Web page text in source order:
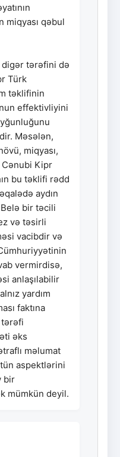
miqyası qəbul
tərəfini də
Türk
təklifinin
effektivliyini
Məsələn,
miqyası,
Cənubi Kipr
bu təklifi rədd
aydın
bir təcili
və təsirli
vacibdir və
vermirdisə,
anlaşılabilir
yardım
faktına
tərəfi
əks
məlumat
aspektlərini
bir
mümkün deyil.